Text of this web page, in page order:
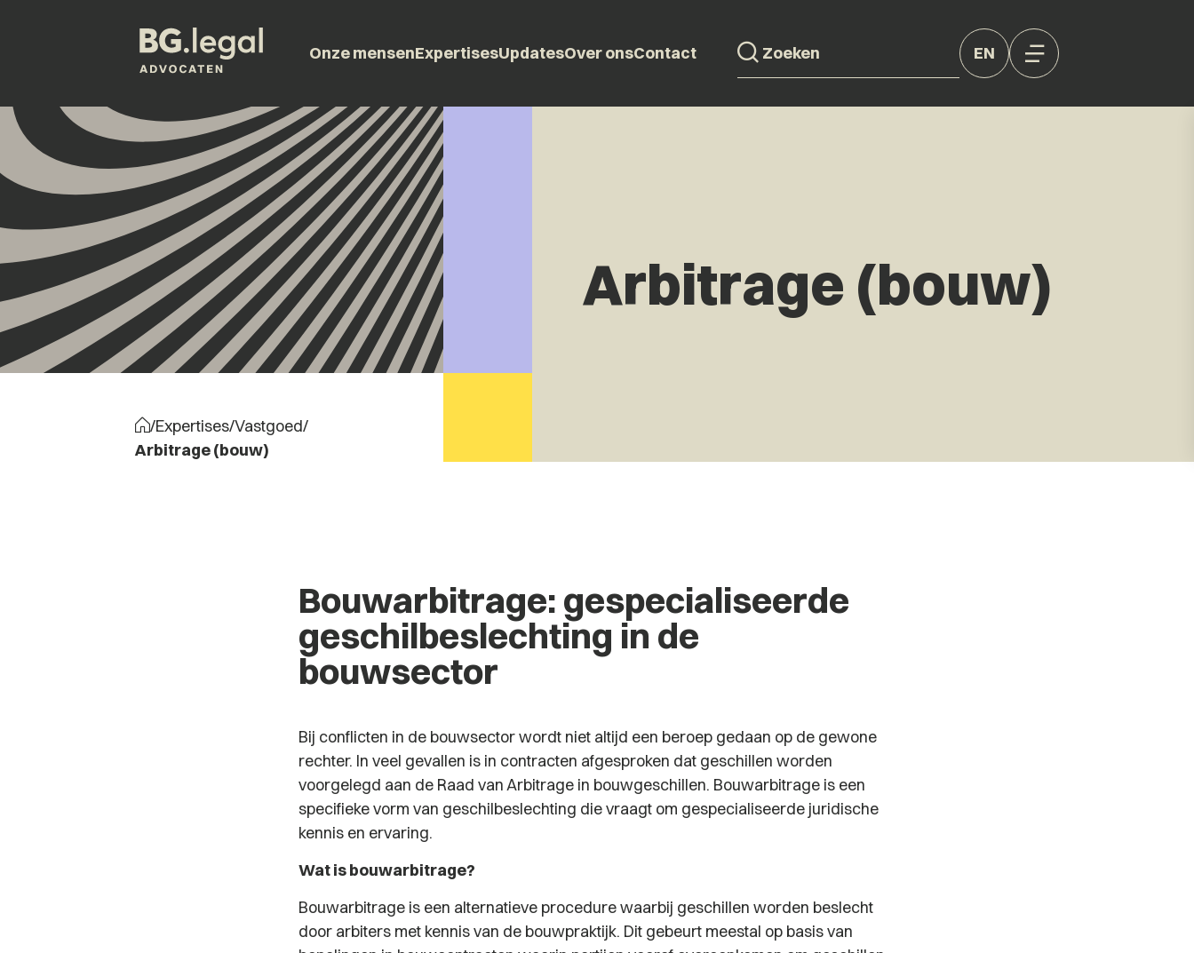
Onze mensenExpertisesUpdatesOver onsContact EN
/Expertises/Vastgoed/
Arbitrage (bouw)
Arbitrage (bouw)
Bouwarbitrage: gespecialiseerde
geschilbeslechting in de
bouwsector
Bij conflicten in de bouwsector wordt niet altijd een beroep gedaan op de gewone
rechter. In veel gevallen is in contracten afgesproken dat geschillen worden
voorgelegd aan de Raad van Arbitrage in bouwgeschillen. Bouwarbitrage is een
specifieke vorm van geschilbeslechting die vraagt om gespecialiseerde juridische
kennis en ervaring.
Wat is bouwarbitrage?
Bouwarbitrage is een alternatieve procedure waarbij geschillen worden beslecht
door arbiters met kennis van de bouwpraktijk. Dit gebeurt meestal op basis van